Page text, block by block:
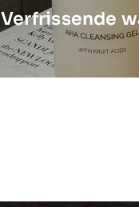
Verfrissende